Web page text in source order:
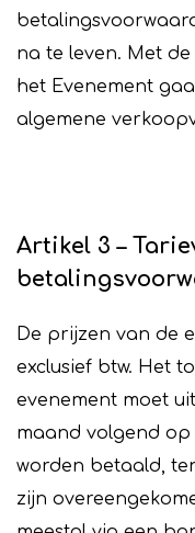
na te leven. Met
het Evenement
algemene
Artikel 3 –
De prijzen van de
exclusief btw. Het
evenement moet
maand volgend
worden betaald,
zijn